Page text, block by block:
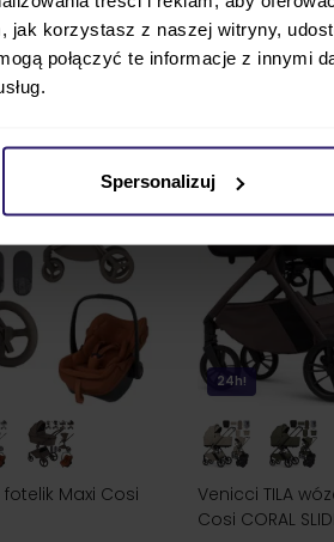
jak korzystasz z naszej witryny,
połączyć te informacje z innymi
Spersonalizuj
ZOBACZ
najniższa cena
4
fotelik Maxi Cosi
24h!
Venicci TILA
Cosi CORAL